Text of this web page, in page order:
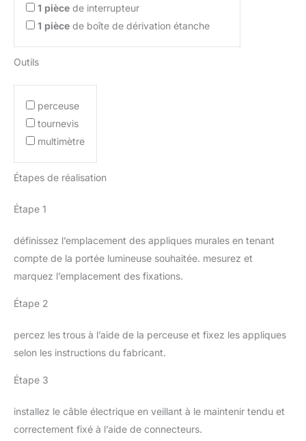
1 pièce de interrupteur
1 pièce de boîte de dérivation étanche
Outils
perceuse
tournevis
multimètre
Étapes de réalisation
Étape 1
définissez l’emplacement des appliques murales en tenant
compte de la portée lumineuse souhaitée. mesurez et
marquez l’emplacement des fixations.
Étape 2
percez les trous à l’aide de la perceuse et fixez les appliques
selon les instructions du fabricant.
Étape 3
installez le câble électrique en veillant à le maintenir tendu et
correctement fixé à l’aide de connecteurs.